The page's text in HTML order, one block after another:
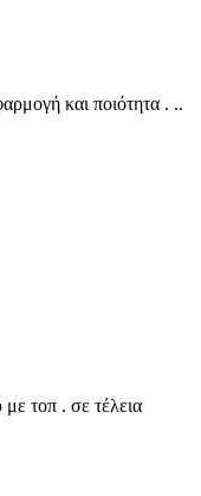
και ποιότητα . ..
τοπ . σε τέλεια